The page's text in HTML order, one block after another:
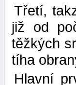
Třetí,
již od
těžkých
tíha
Hlavní